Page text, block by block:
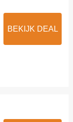
BEKIJK DEAL